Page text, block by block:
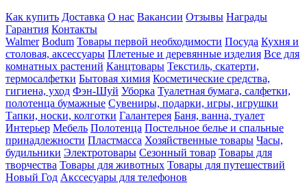
Как купить Доставка О нас Вакансии Отзывы Награды
Гарантия Контакты
Walmer Bodum Товары первой необходимости Посуда Кухня и
столовая, аксессуары Плетеные и деревянные изделия Все для
комнатных растений Канцтовары Текстиль, скатерти,
термосалфетки Бытовая химия Косметические средства,
гигиена, уход Фэн-Шуй Уборка Туалетная бумага, салфетки,
полотенца бумажные Сувениры, подарки, игры, игрушки
Тапки, носки, колготки Галантерея Баня, ванна, туалет
Интерьер Мебель Полотенца Постельное белье и спальные
принадлежности Пластмасса Хозяйственные товары Часы,
будильники Электротовары Сезонный товар Товары для
творчества Товары для животных Товары для путешествий
Новый Год Акссесуары для телефонов